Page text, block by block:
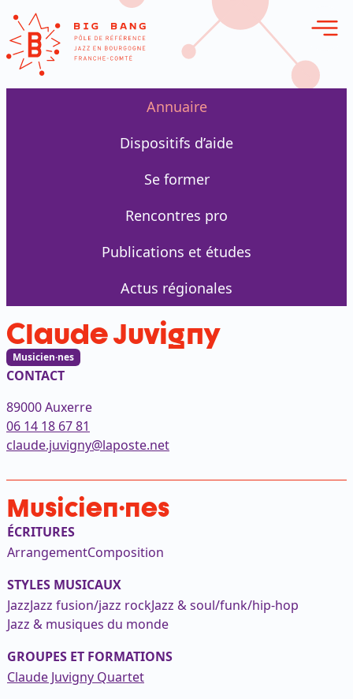
en ligne
Annuaire
Dispositifs d’aide
Se former
Rencontres pro
Publications et études
Actus régionales
Claude Juvigny
Musicien·nes
CONTACT
89000 Auxerre
06 14 18 67 81
claude.juvigny@laposte.net
Musicien·nes
ÉCRITURES
ArrangementComposition
STYLES MUSICAUX
JazzJazz fusion/jazz rockJazz & soul/funk/hip-hop
Jazz & musiques du monde
GROUPES ET FORMATIONS
Claude Juvigny Quartet